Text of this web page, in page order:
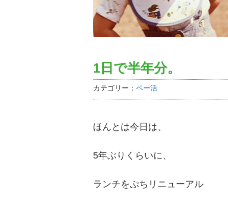
1日で半年分。
カテゴリー： ペー活
ほんとは今日は、
5年ぶりくらいに、
ランチをぷちリニューアル